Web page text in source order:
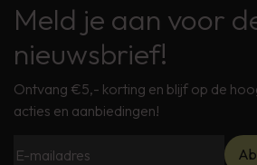
Meld je aan voor
nieuwsbrief!
Ontvang €5,- korting en blijf op de
acties en aanbiedingen!